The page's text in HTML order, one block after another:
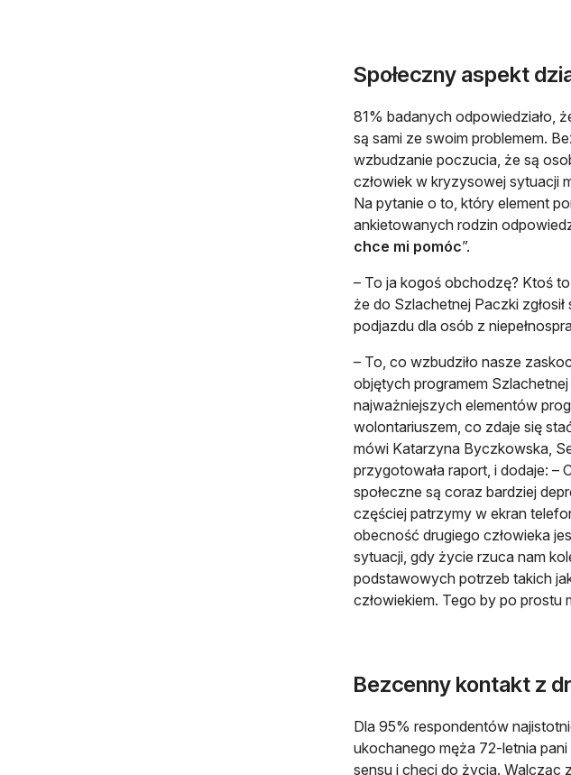
Społeczny aspekt
81% badanych odpowiedziało,
są sami ze swoim problemem.
wzbudzanie poczucia, że są
człowiek w kryzysowej sytuacji
Na pytanie o to, który element
ankietowanych rodzin
chce mi pomóc”.
– To ja kogoś obchodzę? Ktoś to
że do Szlachetnej Paczki
podjazdu dla osób z
– To, co wzbudziło nasze
objętych programem
najważniejszych elementów
wolontariuszem, co zdaje się
mówi Katarzyna Byczkowska,
przygotowała raport, i dodaje: –
społeczne są coraz bardziej
częściej patrzymy w ekran
obecność drugiego człowieka
sytuacji, gdy życie rzuca nam
podstawowych potrzeb takich
człowiekiem. Tego by po prostu
Bezcenny kontakt z
Dla 95% respondentów
ukochanego męża 72-letnia
sensu i chęci do życia. Walcząc